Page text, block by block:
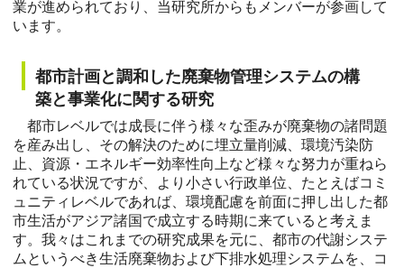
業が進められており、当研究所からもメンバーが参画して
います。
都市計画と調和した廃棄物管理システムの構
築と事業化に関する研究
都市レベルでは成長に伴う様々な歪みが廃棄物の諸問題
を産み出し、その解決のために埋立量削減、環境汚染防
止、資源・エネルギー効率性向上など様々な努力が重ねら
れている状況ですが、より小さい行政単位、たとえばコミ
ュニティレベルであれば、環境配慮を前面に押し出した都
市生活がアジア諸国で成立する時期に来ていると考えま
す。我々はこれまでの研究成果を元に、都市の代謝システ
ムというべき生活廃棄物および下排水処理システムを、コ